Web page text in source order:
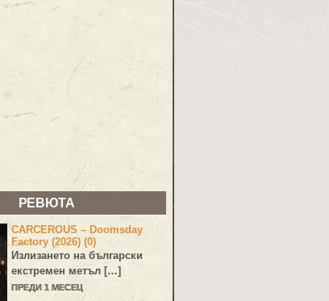
РЕВЮТА
CARCEROUS – Doomsday
Factory (2026) (0)
Излизането на български
екстремен метъл […]
ПРЕДИ 1 МЕСЕЦ